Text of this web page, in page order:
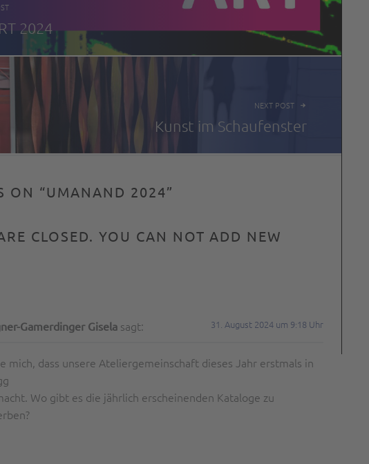
2024
NEXT POST
Kunst im Schaufenster
ON “UMANAND 2024”
CLOSED. YOU CAN NOT ADD NEW
Gamerdinger Gisela sagt: 31. August 2024 um 9:18 Uhr
mich, dass unsere Ateliergemeinschaft dieses Jahr erstmals in
Wo gibt es die jährlich erscheinenden Kataloge zu